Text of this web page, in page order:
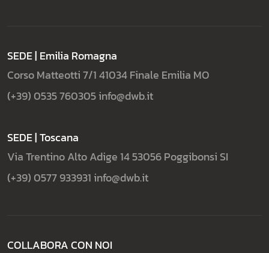
SEDE | Emilia Romagna
Corso Matteotti 7/141034 Finale Emilia MO
(+39) 0535 760305info@dwb.it
SEDE | Toscana
Via Trentino Alto Adige 1453056 Poggibonsi SI
(+39) 0577 933931 info@dwb.it
COLLABORA CON NOI